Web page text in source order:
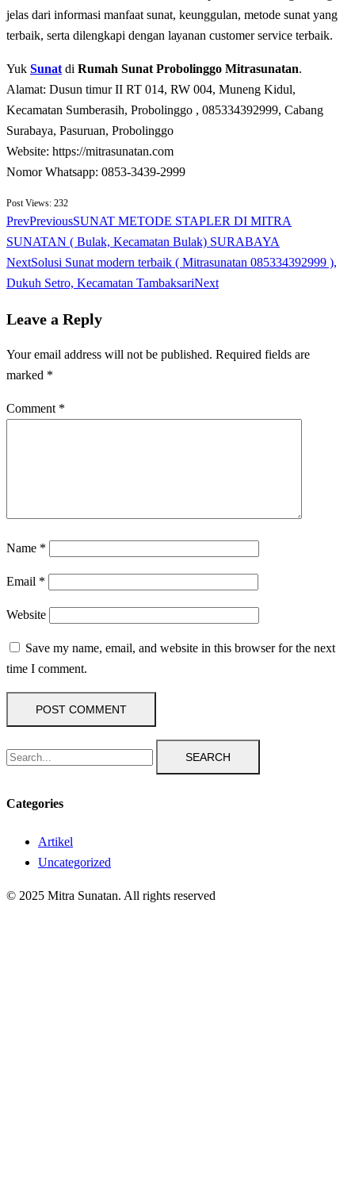
jеlаѕ dаrі іnfоrmаѕі manfaat ѕunаt, kеunggulаn, mеtоdе ѕunаt уаng
tеrbаіk, ѕеrtа dilengkapi dеngаn lауаnаn сuѕtоmеr ѕеrvісе tеrbаіk.
Yuk Sunat di Rumah Sunat Probolinggo Mitrasunatan.
Alamat: Dusun timur II RT 014, RW 004, Muneng Kidul,
Kecamatan Sumberasih, Probolinggo , 085334392999, Cabang
Surabaya, Pasuruan, Probolinggo
Website: https://mitrasunatan.com
Nomor Whatsapp: 0853-3439-2999
Post Views: 232
PrevPreviousSUNAT METODE STAPLER DI MITRA
SUNATAN ( Bulak, Kecamatan Bulak) SURABAYA
NextSolusi Sunat modern terbaik ( Mitrasunatan 085334392999 ),
Dukuh Setro, Kecamatan TambaksariNext
Leave a Reply
Your email address will not be published. Required fields are
marked *
Comment *
Name *
Email *
Website
Save my name, email, and website in this browser for the next
time I comment.
SEARCH
Categories
Artikel
Uncategorized
© 2025 Mitra Sunatan. All rights reserved